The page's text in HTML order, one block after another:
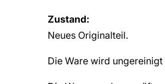
Zustand:
Neues Originalteil.
Die Ware wird